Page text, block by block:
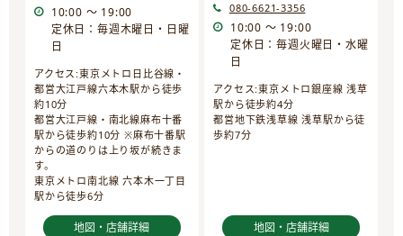
10:00 ～ 19:00
定休日：毎週木曜日・日曜
日
アクセス:東京メトロ日比谷線・
都営大江戸線六本木駅から徒歩
約10分
都営大江戸線・南北線麻布十番
駅から徒歩約10分 ※麻布十番駅
からの道のりは上り坂が続きま
す。
東京メトロ南北線 六本木一丁目
駅から徒歩6分
地図・店舗詳細
080-6621-3356
10:00 ～ 19:00
定休日：毎週火曜日・水曜
日
アクセス:東京メトロ銀座線 浅草
駅から徒歩約4分
都営地下鉄浅草線 浅草駅から徒
歩約7分
地図・店舗詳細